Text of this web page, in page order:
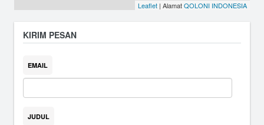
Leaflet | AlamatQOLONI INDONESIA
KIRIM PESAN
EMAIL
JUDUL